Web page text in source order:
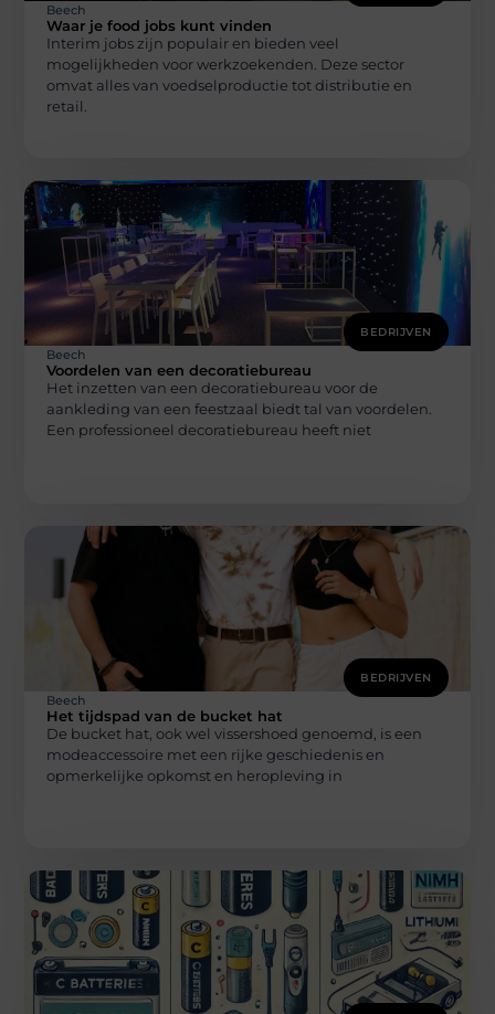
Beech
Waar je food jobs kunt vinden
Interim jobs zijn populair en bieden veel
mogelijkheden voor werkzoekenden. Deze sector
omvat alles van voedselproductie tot distributie en
retail.
BEDRIJVEN
Beech
Voordelen van een decoratiebureau
Het inzetten van een decoratiebureau voor de
aankleding van een feestzaal biedt tal van voordelen.
Een professioneel decoratiebureau heeft niet
BEDRIJVEN
Beech
Het tijdspad van de bucket hat
De bucket hat, ook wel vissershoed genoemd, is een
modeaccessoire met een rijke geschiedenis en
opmerkelijke opkomst en heropleving in